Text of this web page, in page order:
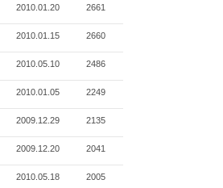
2010.01.20 2661
2010.01.15 2660
2010.05.10 2486
2010.01.05 2249
2009.12.29 2135
2009.12.20 2041
2010.05.18 2005